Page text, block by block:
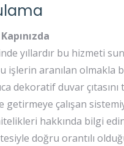
yıllardır bu hizmeti
işlerin aranılan
dekoratif duvar
çalışan
hakkında bilgi
doğru orantılı